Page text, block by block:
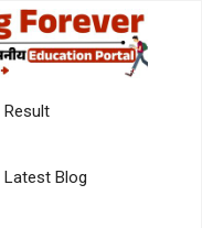
Result
Latest Blog